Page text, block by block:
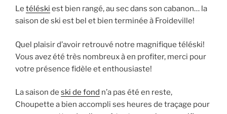
Le téléski est bien rangé, au sec dans son cabanon… la
saison de ski est bel et bien terminée à Froideville!
Quel plaisir d’avoir retrouvé notre magnifique téléski!
Vous avez été très nombreux à en profiter, merci pour
votre présence fidèle et enthousiaste!
La saison de ski de fond n’a pas été en reste,
Choupette a bien accompli ses heures de traçage pour